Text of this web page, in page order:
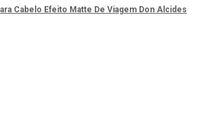
Cabelo Efeito Matte De Viagem Don Alcides